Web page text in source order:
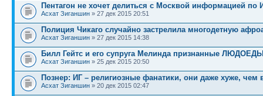
Пентагон не хочет делиться с Москвой информацией по
Асхат Зиганшин » 27 дек 2015 20:51
Полиция Чикаго случайно застрелила многодетную
Асхат Зиганшин » 27 дек 2015 14:38
Билл Гейтс и его супруга Мелинда признанные
Асхат Зиганшин » 25 дек 2015 20:50
Познер: ИГ – религиозные фанатики, они даже хуже, чем
Асхат Зиганшин » 20 дек 2015 02:47